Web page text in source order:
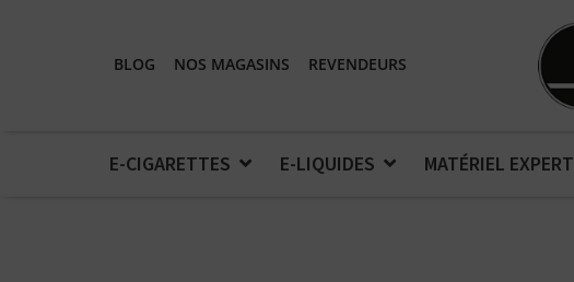
BLOG NOS MAGASINS REVENDEURS
E-CIGARETTES E-LIQUIDES MATÉRIEL EXPERT